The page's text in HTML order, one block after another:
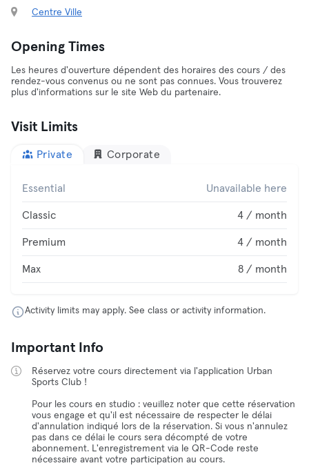
Centre Ville
Opening Times
Les heures d'ouverture dépendent des horaires des cours / des
rendez-vous convenus ou ne sont pas connues. Vous trouverez
plus d'informations sur le site Web du partenaire.
Visit Limits
Private Corporate
Essential Unavailable here
Classic 4 / month
Premium 4 / month
Max 8 / month
Activity limits may apply. See class or activity information.
Important Info
Réservez votre cours directement via l'application Urban
Sports Club !
Pour les cours en studio : veuillez noter que cette réservation
vous engage et qu'il est nécessaire de respecter le délai
d'annulation indiqué lors de la réservation. Si vous n'annulez
pas dans ce délai le cours sera décompté de votre
abonnement. L'enregistrement via le QR-Code reste
nécessaire avant votre participation au cours.